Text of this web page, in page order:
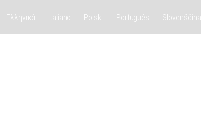
Ελληνικά Italiano Polski Português Slovenščina